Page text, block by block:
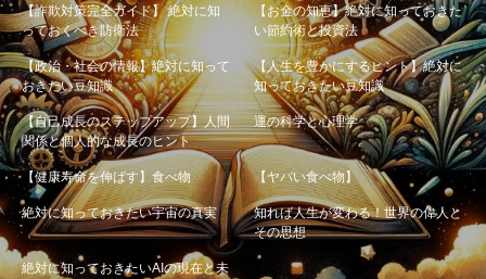
【詐欺対策完全ガイド】 絶対に知
っておくべき防衛法
【お金の知恵】絶対に知っておきた
い節約術と投資法
【政治・社会の情報】絶対に知って
おきたい豆知識
【人生を豊かにするヒント】絶対に
知っておきたい豆知識
【自己成長のステップアップ】人間
関係と個人的な成長のヒント
運の科学と心理学
【健康寿命を伸ばす】食べ物 【ヤバい食べ物】
絶対に知っておきたい宇宙の真実
知れば人生が変わる！世界の偉人と
その思想
絶対に知っておきたいAIの現在と未